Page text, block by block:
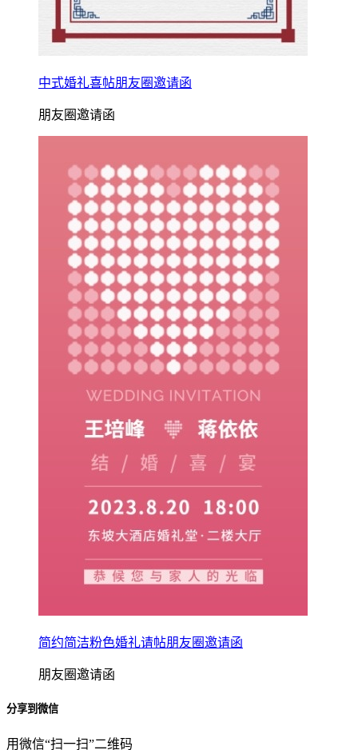
中式婚礼喜帖朋友圈邀请函
朋友圈邀请函
简约简洁粉色婚礼请帖朋友圈邀请函
朋友圈邀请函
分享到微信
用微信“扫一扫”二维码